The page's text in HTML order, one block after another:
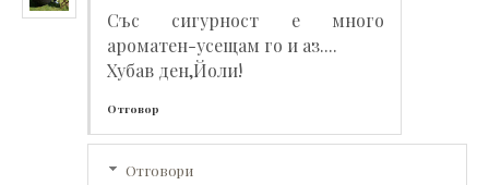
Със сигурност е много
ароматен-усещам го и аз....
Хубав ден,Йоли!
Отговор
Отговори